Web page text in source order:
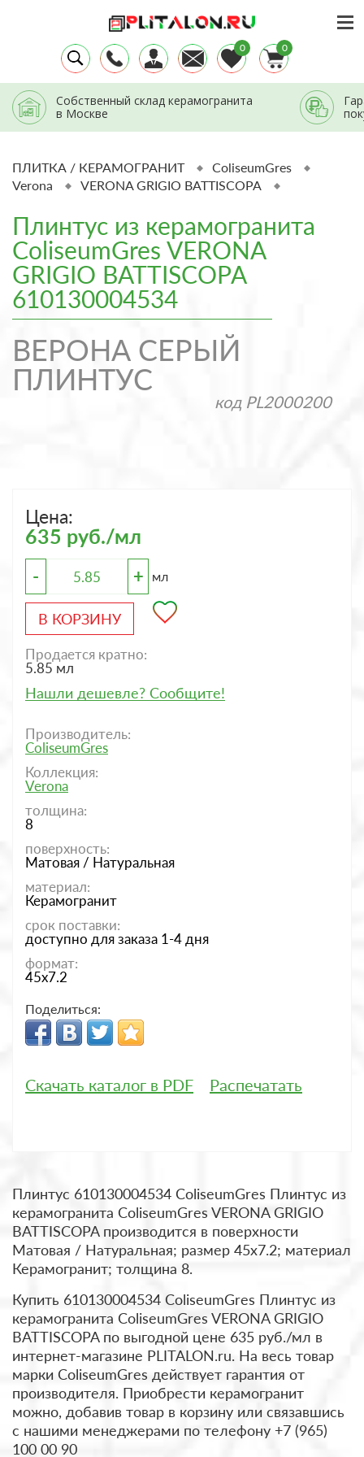
0 0
Собственный склад керамогранита
в Москве
ПЛИТКА / КЕРАМОГРАНИТ
ColiseumGres
Verona
VERONA GRIGIO BATTISCOPA
Плинтус из керамогранита
ColiseumGres VERONA
GRIGIO BATTISCOPA
610130004534
ВЕРОНА СЕРЫЙ
ПЛИНТУС
код PL2000200
Цена:
635 руб./мл
- + мл
В КОРЗИНУ
Продается кратно:
5.85 мл
Нашли дешевле? Сообщите!
Производитель:
ColiseumGres
Коллекция:
Verona
толщина:
8
поверхность:
Матовая / Натуральная
материал:
Керамогранит
срок поставки:
доступно для заказа 1-4 дня
формат:
45x7.2
Поделиться:
Скачать каталог в PDF Распечатать
Плинтус 610130004534 ColiseumGres Плинтус из
керамогранита ColiseumGres VERONA GRIGIO
BATTISCOPA производится в поверхности
Матовая / Натуральная; размер 45x7.2; материал
Керамогранит; толщина 8.
Купить 610130004534 ColiseumGres Плинтус из
керамогранита ColiseumGres VERONA GRIGIO
BATTISCOPA по выгодной цене 635 руб./мл в
интернет-магазине PLITALON.ru. На весь товар
марки ColiseumGres действует гарантия от
производителя. Приобрести керамогранит
можно, добавив товар в корзину или связавшись
с нашими менеджерами по телефону +7 (965)
100 00 90